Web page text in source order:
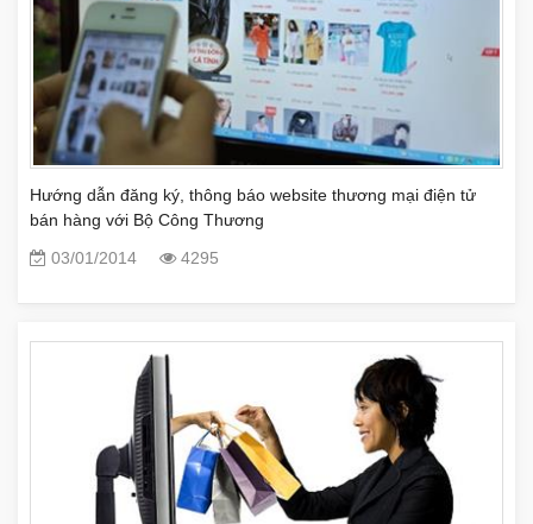
Hướng dẫn đăng ký, thông báo website thương mại điện tử
bán hàng với Bộ Công Thương
03/01/2014
4295